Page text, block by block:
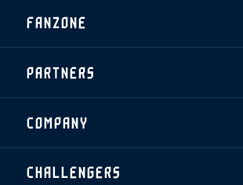
・優待チケット
シーズンシート
・法人シーズンシート
スタジアムアクセス
スタジアムルール
クラブプロパティ
ホームイベント情報
運営サポートスタッフ募集
FANZONE
ファンクラブ
グッズ
ザスパタイムズ
クラブアンバサダー
PARTNERS
アシストパートナー
ザスパ応援店紹介
ホームタウン活動
COMPANY
拠点一覧
CHALLENGERS